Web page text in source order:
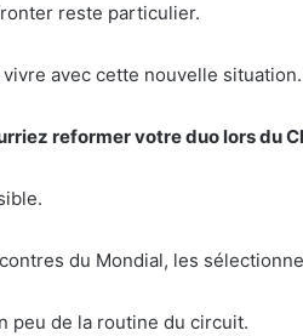
reste particulier.
avec cette nouvelle situation.
reformer votre duo lors du
du Mondial, les
peu de la routine du circuit.